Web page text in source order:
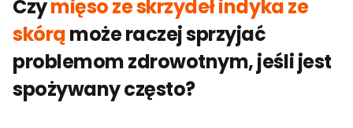
Czymięso ze skrzydeł indyka ze
skórąmoże raczej sprzyjać
problemom zdrowotnym, jeśli jest
spożywany często?